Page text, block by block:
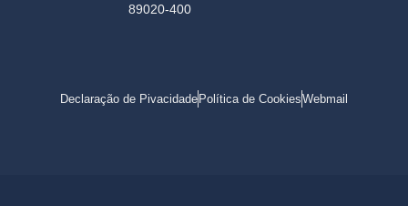
89020-400
Declaração de Pivacidade Política de CookiesWebmail